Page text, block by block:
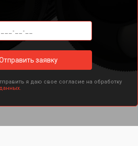
заявку
я даю свое согласие на обработку